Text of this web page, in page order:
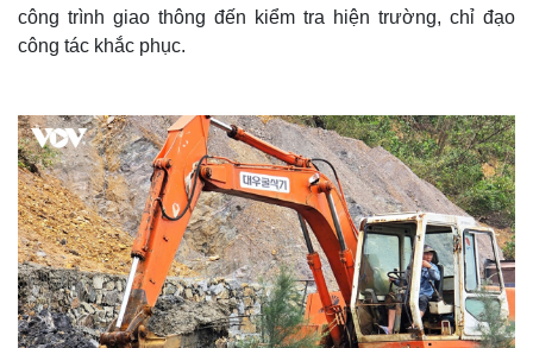
công trình giao thông đến kiểm tra hiện trường, chỉ đạo
công tác khắc phục.